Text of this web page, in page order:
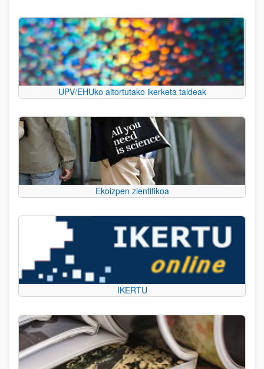
UPV/EHUko aitortutako ikerketa taldeak
Ekoizpen zientifikoa
IKERTU